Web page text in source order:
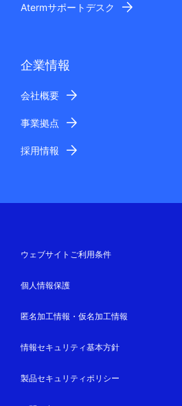
Atermサポートデスク
企業情報
会社概要
事業拠点
採用情報
ウェブサイトご利用条件
個人情報保護
匿名加工情報・仮名加工情報
情報セキュリティ基本方針
製品セキュリティポリシー